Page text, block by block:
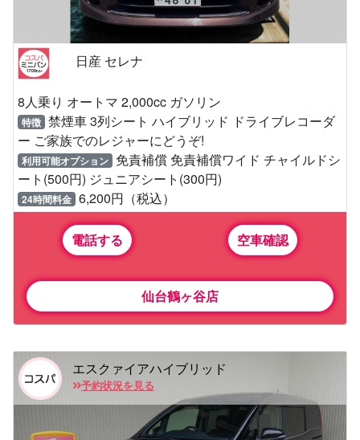
日産 セレナ
8人乗り オートマ 2,000cc ガソリン
特徴 禁煙車 3列シート ハイブリッド ドライブレコーダ
ー ご家族でのレジャーにどうぞ!
利用可能オプション 免責補償 免責補償ワイド チャイルドシ
ート(500円) ジュニアシート(300円)
24時間料金 6,200円（税込）
電話する 空車確認
仙台鶴ヶ谷店
エスクァイアハイブリッド
予約状況を見る